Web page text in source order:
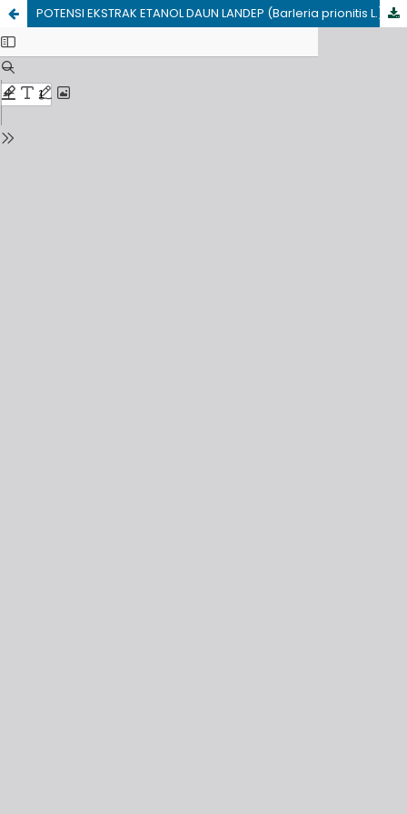
POTENSI EKSTRAK ETANOL DAUN LANDEP (Barleria prionitis L.) SEBAGAI AGEN ANTIBAKTERI TERHADAP Cutibacterium acnes